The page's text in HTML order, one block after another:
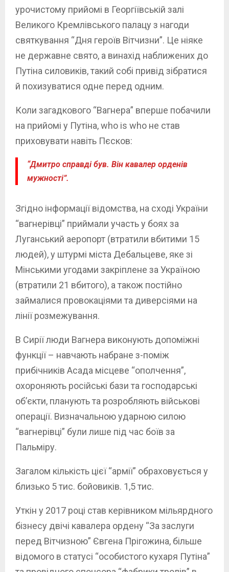
урочистому прийомі в Георгіївській залі
Великого Кремлівського палацу з нагоди
святкування “Дня героїв Вітчизни”. Це ніяке
не державне свято, а винахід наближених до
Путіна силовиків, такий собі привід зібратися
й похизуватися одне перед одним.
Коли загадкового “Вагнера” вперше побачили
на прийомі у Путіна, who is who не став
приховувати навіть Пєсков:
“Дмитро справді був. Він кавалер орденів
мужності”.
Згідно інформації відомства, на сході України
“вагнерівці” приймали участь у боях за
Луганський аеропорт (втратили вбитими 15
людей), у штурмі міста Дебальцеве, яке зі
Мінськими угодами закріплене за Україною
(втратили 21 вбитого), а також постійно
займалися провокаціями та диверсіями на
лінії розмежування.
В Сирії люди Вагнера виконують допоміжні
функції – навчають набране з-поміж
прибічників Асада місцеве “ополчення”,
охороняють російські бази та господарські
об’єкти, планують та розробляють військові
операції. Визначальною ударною силою
“вагнерівці” були лише під час боїв за
Пальміру.
Загалом кількість цієї “армії” обраховується у
близько 5 тис. бойовиків. 1,5 тис.
Уткін у 2017 році став керівником мільярдного
бізнесу двічі кавалера ордену “За заслуги
перед Вітчизною” Євгена Прігожина, більше
відомого в статусі “особистого кухаря Путіна”